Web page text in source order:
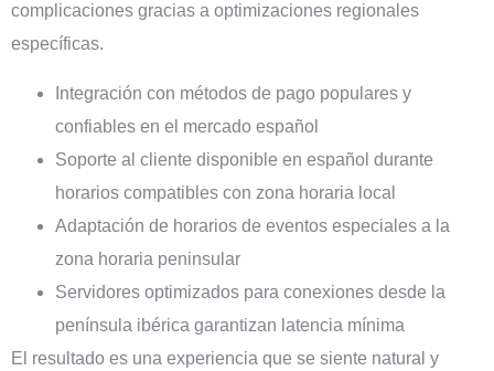
complicaciones gracias a optimizaciones regionales
específicas.
Integración con métodos de pago populares y
confiables en el mercado español
Soporte al cliente disponible en español durante
horarios compatibles con zona horaria local
Adaptación de horarios de eventos especiales a la
zona horaria peninsular
Servidores optimizados para conexiones desde la
península ibérica garantizan latencia mínima
El resultado es una experiencia que se siente natural y